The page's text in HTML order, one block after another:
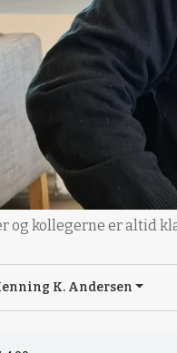
og kollegerne er altid
K. Andersen